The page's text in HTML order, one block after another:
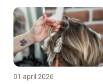
01 april 2026